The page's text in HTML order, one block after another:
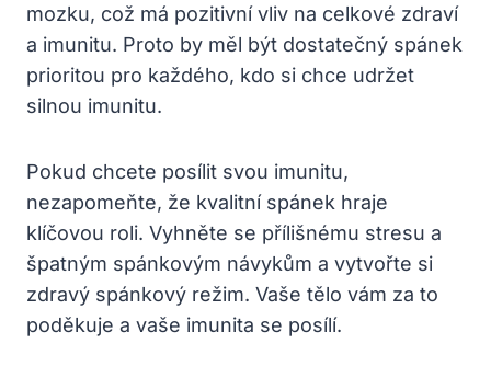
mozku, což má pozitivní vliv na celkové zdraví
a imunitu. Proto by měl být dostatečný spánek
prioritou pro každého, kdo si chce udržet
silnou imunitu.
Pokud chcete posílit svou imunitu,
nezapomeňte, že kvalitní spánek hraje
klíčovou roli. Vyhněte se přílišnému stresu a
špatným spánkovým návykům a vytvořte si
zdravý spánkový režim. Vaše tělo vám za to
poděkuje a vaše imunita se posílí.